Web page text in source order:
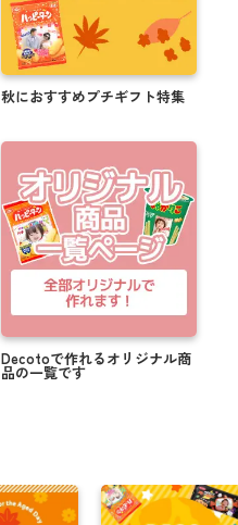
秋におすすめプチギフト特集
Decotoで作れるオリジナル商
品の一覧です